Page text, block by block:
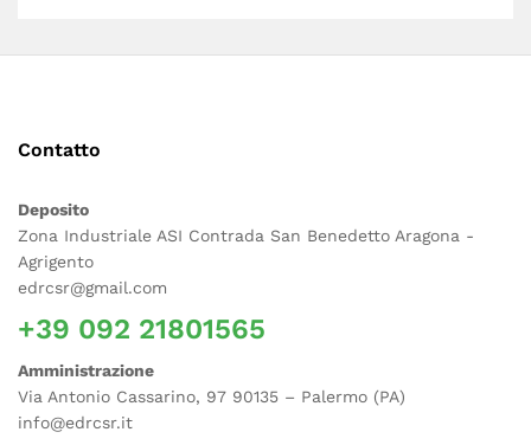
Contatto
Deposito
Zona Industriale ASI Contrada San Benedetto Aragona -
Agrigento
edrcsr@gmail.com
+39 092 21801565
Amministrazione
Via Antonio Cassarino, 97 90135 – Palermo (PA)
info@edrcsr.it